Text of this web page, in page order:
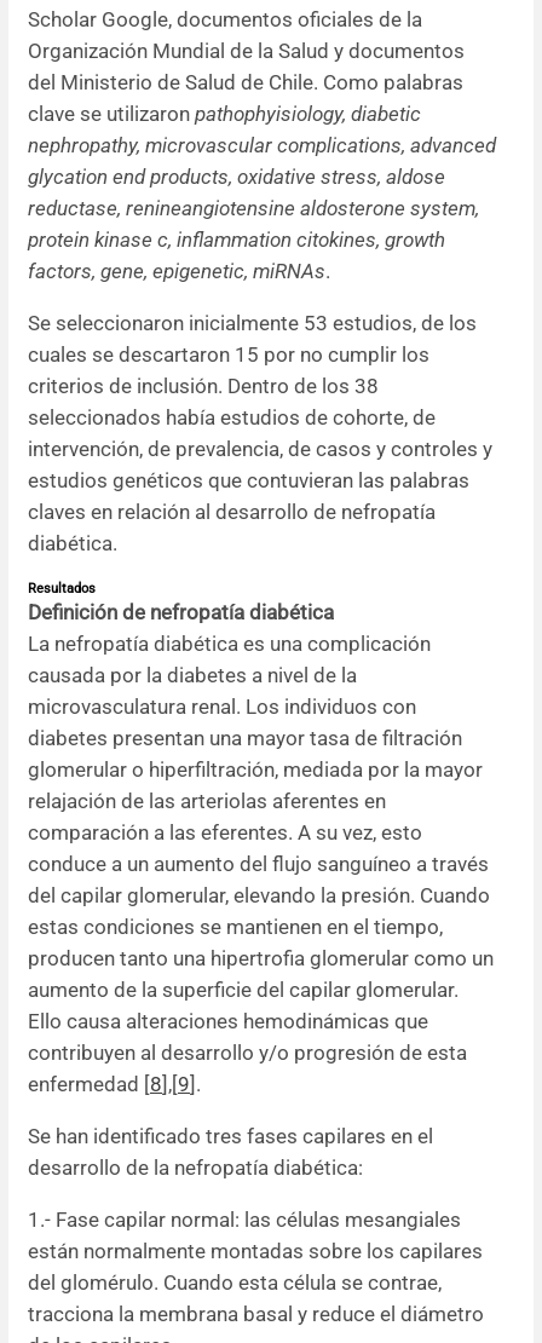
Scholar Google, documentos oficiales de la
Organización Mundial de la Salud y documentos
del Ministerio de Salud de Chile. Como palabras
clave se utilizaron pathophyisiology, diabetic
nephropathy, microvascular complications, advanced
glycation end products, oxidative stress, aldose
reductase, renineangiotensine aldosterone system,
protein kinase c, inflammation citokines, growth
factors, gene, epigenetic, miRNAs.
Se seleccionaron inicialmente 53 estudios, de los
cuales se descartaron 15 por no cumplir los
criterios de inclusión. Dentro de los 38
seleccionados había estudios de cohorte, de
intervención, de prevalencia, de casos y controles y
estudios genéticos que contuvieran las palabras
claves en relación al desarrollo de nefropatía
diabética.
Resultados
Definición de nefropatía diabética
La nefropatía diabética es una complicación
causada por la diabetes a nivel de la
microvasculatura renal. Los individuos con
diabetes presentan una mayor tasa de filtración
glomerular o hiperfiltración, mediada por la mayor
relajación de las arteriolas aferentes en
comparación a las eferentes. A su vez, esto
conduce a un aumento del flujo sanguíneo a través
del capilar glomerular, elevando la presión. Cuando
estas condiciones se mantienen en el tiempo,
producen tanto una hipertrofia glomerular como un
aumento de la superficie del capilar glomerular.
Ello causa alteraciones hemodinámicas que
contribuyen al desarrollo y/o progresión de esta
enfermedad [8] ,[9].
Se han identificado tres fases capilares en el
desarrollo de la nefropatía diabética:
1.- Fase capilar normal: las células mesangiales
están normalmente montadas sobre los capilares
del glomérulo. Cuando esta célula se contrae,
tracciona la membrana basal y reduce el diámetro